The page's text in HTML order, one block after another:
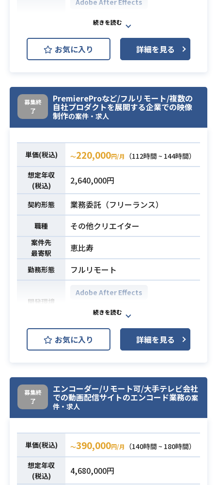
誌・Webメディアでの業務経験
開発環境
Adobe Illustrator
Adobe Photoshop
Adobe Premiere Pro
Slack
業務内容
アルバイト求人サイトの広告向けク
リエイティブの作成及び広告運用者
（プランナー）との協働が主な業務
になります。
クリエイティブは動画及び静止画バ
ナーの両方を想定しています。
そのうち動画クリエイティブは、ア
ニメーション動画及び実写動画の両
方を想定しています。
配信先はTikTok及びYouTubeがメイ
ンになる想定です。
プランナーと連携し、配信施策（配
信チャネル・ターゲットユーザー・
効果・目的等）に応じた広告や、
配信施策を元にした動画台本案の作
成を行なっていただきます。
クリエイティブの仮説立案/方針策
告クリエイティブの作成から、
クリエイティブの効果検証及び次以
降の改善方針の策定など改善サイク
ルを回していただきます。
必須スキル
止画の両方）の設計・作成経験3年以
上
・広告動画用の台本の制作経験
・広告施策投下の振り返りを定量・
定性で実施し、広告効果創出のサイ
クルを実施した経験
・ユーザー目線に立ったデザイン提
案経験
お気に入り 詳細を見る
募集終
了
PremiereProなど/フルリモート/複数の
自社プロダクトを展開する企業での映像
制作の案件・求人
単価(税込) 〜220,000円/月
（112時間 ~ 144時間）
想定年収
(税込)
2,640,000円
契約形態 業務委託（フリーランス）
職種 その他クリエイター
案件先
最寄駅
恵比寿
勤務形態 フルリモート
開発環境
Adobe After Effects
Adobe Premiere Pro
自社で転職支援サービスや業務改善
システム（SaaS）などを複数展開す
ディアの動画編集・アニメーション
をお任せいたします。
【業務内容】
・Premiere Proを使った動画編集
・After Effectsを使ったアニメーシ
ョンやVFX
【環境】
デザインツール:Figma, Photoshop,
お気に入り 詳細を見る
募集終
了
エンコーダー/リモート可/大手テレビ会社
での動画配信サイトのエンコード業務の案
件・求人
単価(税込) 〜390,000円/月
（140時間 ~ 180時間）
想定年収
(税込)
4,680,000円